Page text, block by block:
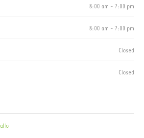
8:00 am - 7:00 pm
8:00 am - 7:00 pm
Closed
Closed